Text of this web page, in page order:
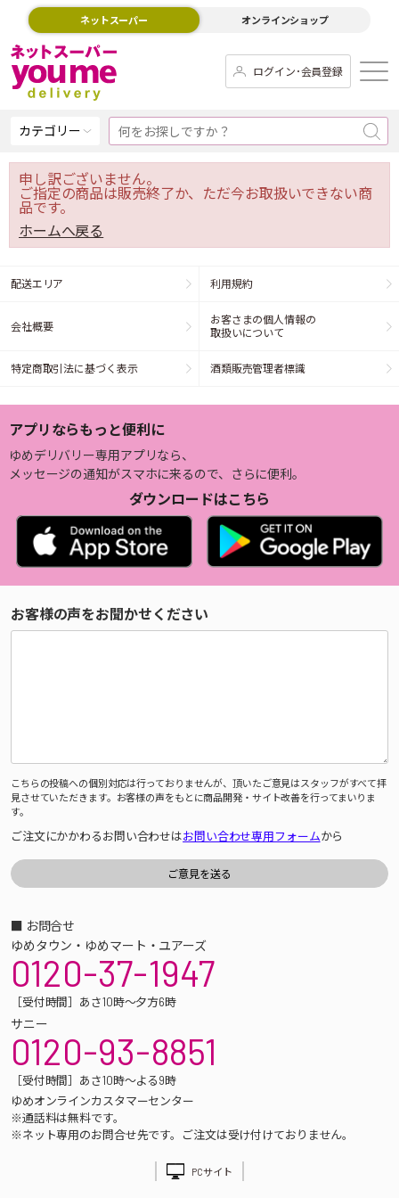
ネットスーパー オンラインショップ
ログイン･会員登録
カテゴリー
申し訳ございません。
ご指定の商品は販売終了か、ただ今お取扱いできない商
品です。
ホームへ戻る
配送エリア 利用規約
会社概要
お客さまの個人情報の
取扱いについて
特定商取引法に基づく表示 酒類販売管理者標識
アプリならもっと便利に
ゆめデリバリー専用アプリなら、
メッセージの通知がスマホに来るので、さらに便利。
ダウンロードはこちら
お客様の声をお聞かせください
こちらの投稿への個別対応は行っておりませんが、頂いたご意見はスタッフがすべて拝
見させていただきます。お客様の声をもとに商品開発・サイト改善を行ってまいりま
す。
ご注文にかかわるお問い合わせはお問い合わせ専用フォームから
■ お問合せ
ゆめタウン・ゆめマート・ユアーズ
0120-37-1947
［受付時間］あさ10時～夕方6時
サニー
0120-93-8851
［受付時間］あさ10時～よる9時
ゆめオンラインカスタマーセンター
※通話料は無料です。
※ネット専用のお問合せ先です。ご注文は受け付けておりません。
PCサイト